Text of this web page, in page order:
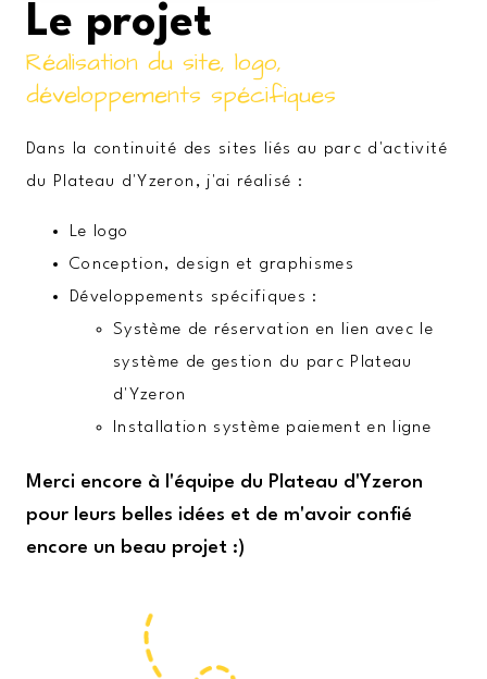
Le projet
Réalisation du site, logo,
développements spécifiques
Dans la continuité des sites liés au parc d'activité
du Plateau d'Yzeron, j'ai réalisé :
Le logo
Conception, design et graphismes
Développements spécifiques :
Système de réservation en lien avec le
système de gestion du parc Plateau
d'Yzeron
Installation système paiement en ligne
Merci encore à l'équipe du Plateau d'Yzeron
pour leurs belles idées et de m'avoir confié
encore un beau projet :)